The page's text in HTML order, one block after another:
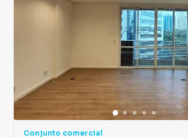
Conjunto comercial